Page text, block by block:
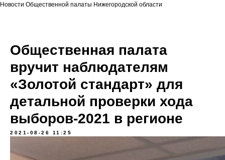
Новости Общественной палаты Нижегородской области
Общественная палата
вручит наблюдателям
«Золотой стандарт» для
детальной проверки хода
выборов-2021 в регионе
2021-08-26 11:25